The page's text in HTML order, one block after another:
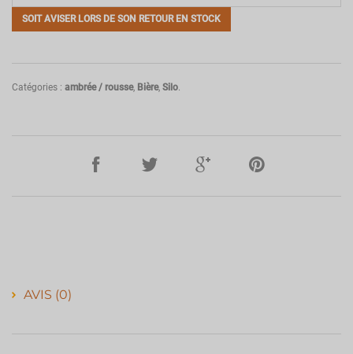
SOIT AVISER LORS DE SON RETOUR EN STOCK
Catégories : ambrée / rousse, Bière, Silo.
AVIS (0)